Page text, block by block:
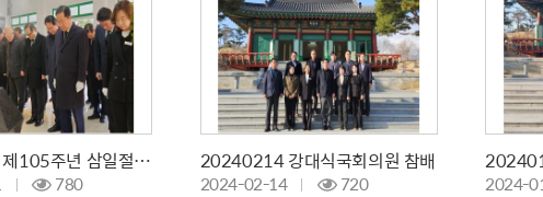
20240301 제105주년 삼일절행사
780
20240214 강대식국회의원 참배
2024-02-14 720 2024-